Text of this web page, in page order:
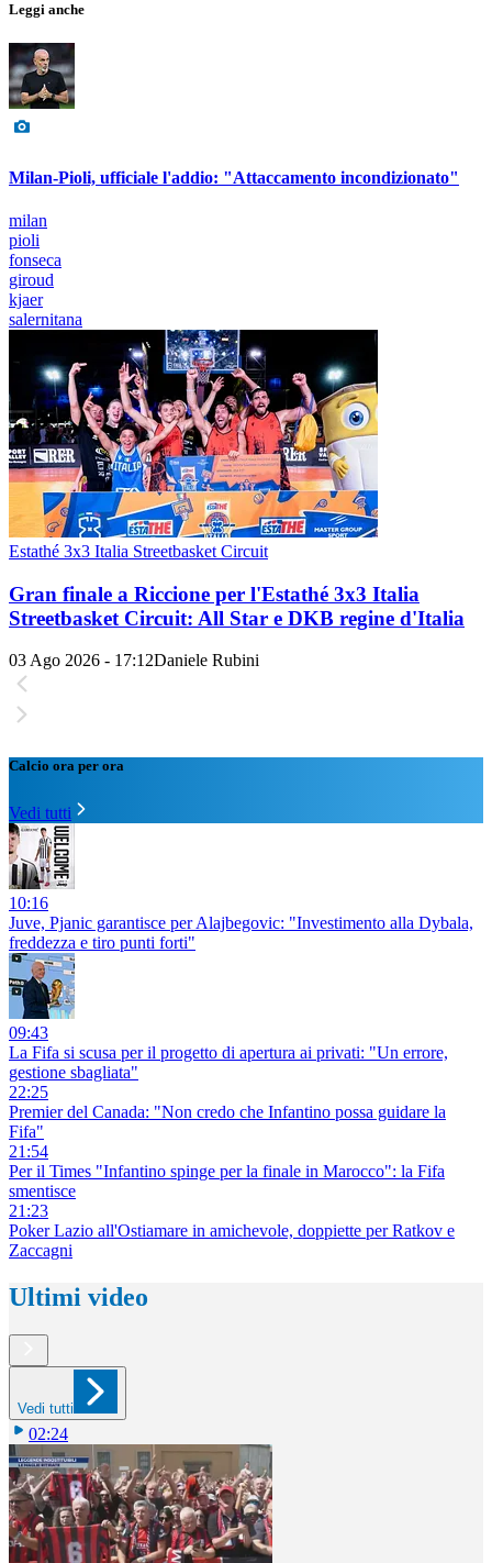
Leggi anche
Milan-Pioli, ufficiale l'addio: "Attaccamento incondizionato"
milan
pioli
fonseca
giroud
kjaer
salernitana
Estathé 3x3 Italia Streetbasket Circuit
Gran finale a Riccione per l'Estathé 3x3 Italia
Streetbasket Circuit: All Star e DKB regine d'Italia
03 Ago 2026 - 17:12Daniele Rubini
Calcio ora per ora
Vedi tutti
10:16
Juve, Pjanic garantisce per Alajbegovic: "Investimento alla Dybala,
freddezza e tiro punti forti"
09:43
La Fifa si scusa per il progetto di apertura ai privati: "Un errore,
gestione sbagliata"
22:25
Premier del Canada: "Non credo che Infantino possa guidare la
Fifa"
21:54
Per il Times "Infantino spinge per la finale in Marocco": la Fifa
smentisce
21:23
Poker Lazio all'Ostiamare in amichevole, doppiette per Ratkov e
Zaccagni
Ultimi video
Vedi tutti
02:24